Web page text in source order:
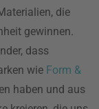
die
gewinnen.
dass
wie Form &
haben und aus